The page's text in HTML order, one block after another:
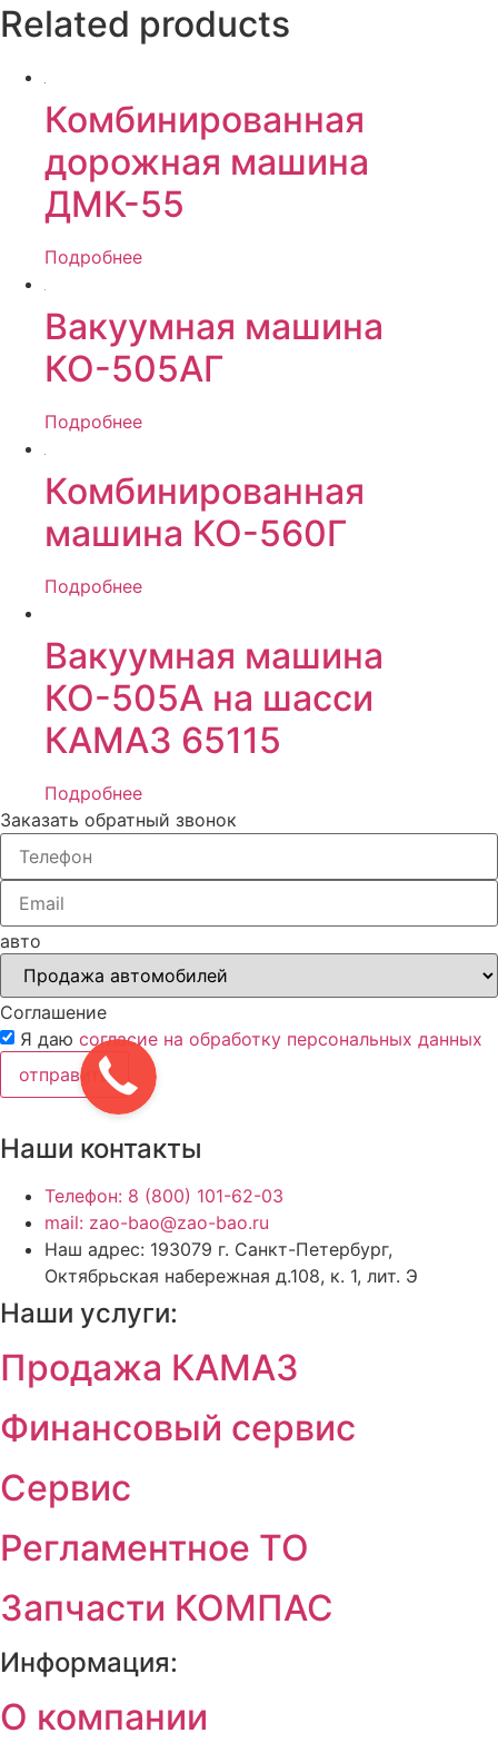
Related products
Комбинированная
дорожная машина
ДМК-55
Подробнее
Вакуумная машина
КО-505АГ
Подробнее
Комбинированная
машина КО-560Г
Подробнее
Вакуумная машина
КО-505А на шасси
КАМАЗ 65115
Подробнее
Заказать обратный звонок
авто
Соглашение
Я даю согласие на обработку персональных данных
отправить
Наши контакты
Телефон: 8 (800) 101-62-03
mail: zao-bao@zao-bao.ru
Наш адрес: 193079 г. Санкт-Петербург,
Октябрьская набережная д.108, к. 1, лит. Э
Наши услуги:
Продажа КАМАЗ
Финансовый сервис
Сервис
Регламентное ТО
Запчасти КОМПАС
Информация:
О компании